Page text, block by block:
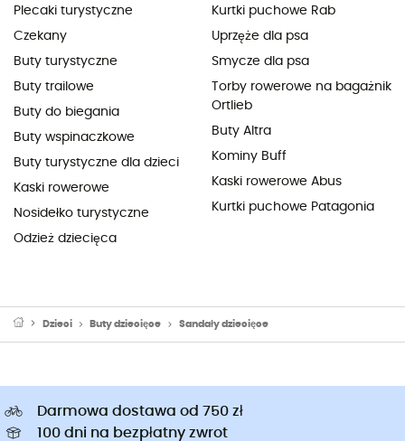
Plecaki turystyczne
Czekany
Buty turystyczne
Buty trailowe
Buty do biegania
Buty wspinaczkowe
Buty turystyczne dla dzieci
Kaski rowerowe
Nosidełko turystyczne
Odzież dziecięca
Kurtki puchowe Rab
Uprzęże dla psa
Smycze dla psa
Torby rowerowe na bagażnik
Ortlieb
Buty Altra
Kominy Buff
Kaski rowerowe Abus
Kurtki puchowe Patagonia
Dzieci Buty dziecięce Sandały dziecięce
Darmowa dostawa od 750 zł
100 dni na bezpłatny zwrot